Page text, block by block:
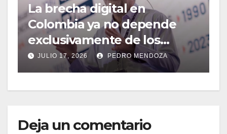
La brecha digital en
Colombia ya no depende
exclusivamente de los
cables de fibra óptica
JULIO 17, 2026 PEDRO MENDOZA
Deja un comentario